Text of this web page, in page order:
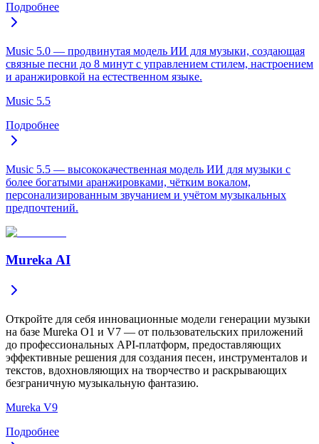
Подробнее
Music 5.0 — продвинутая модель ИИ для музыки, создающая
связные песни до 8 минут с управлением стилем, настроением
и аранжировкой на естественном языке.
Music 5.5
Подробнее
Music 5.5 — высококачественная модель ИИ для музыки с
более богатыми аранжировками, чётким вокалом,
персонализированным звучанием и учётом музыкальных
предпочтений.
Mureka AI
Откройте для себя инновационные модели генерации музыки
на базе Mureka O1 и V7 — от пользовательских приложений
до профессиональных API-платформ, предоставляющих
эффективные решения для создания песен, инструменталов и
текстов, вдохновляющих на творчество и раскрывающих
безграничную музыкальную фантазию.
Mureka V9
Подробнее